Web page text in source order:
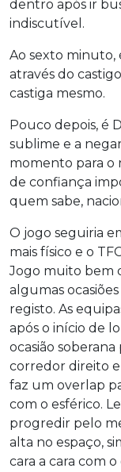
dentro após ir
indiscutível.
Ao sexto minuto,
através do
castiga mesmo.
Pouco depois, é
sublime e a
momento para o
de confiança
quem sabe,
O jogo seguiria
mais físico e o
Jogo muito bem
algumas
registo. As
após o início de
ocasião
corredor direito e
faz um overlap
com o esférico.
progredir pelo
alta no espaço,
cara a cara com